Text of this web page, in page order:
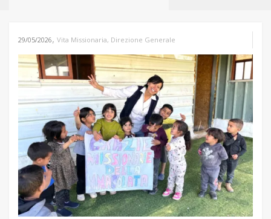
29/05/2026, Vita Missionaria, Direzione Generale